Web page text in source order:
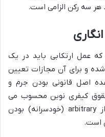
هر سه رکن الزامی است.
عمل ارتکابی باید در یک
و برای آن مجازات تعیین
اصل قانونی بودن جرم و
کیفری نوین محسوب می
شود. هدف از این اصل، جلوگیری از arbitrary (خودسرانه) بودن
است.